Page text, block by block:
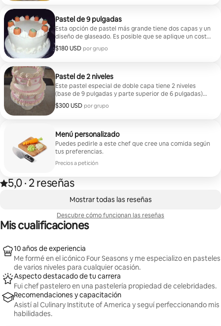
Pastel de 9 pulgadas
Esta opción de pastel más grande tiene dos capas y un
diseño de glaseado. Es posible que se aplique un costo
de envío según la dirección de entrega.
$180 USD por grupo
$180 USD por grupo
Pastel de 2 niveles
Este pastel especial de doble capa tiene 2 niveles
(base de 9 pulgadas y parte superior de 6 pulgadas)
con un elaborado diseño de glaseado. El precio inicial
de esta opción es de $300. Es posible que se aplique
$300 USD por grupo
$300 USD por grupo
Menú personalizado
Puedes pedirle a este chef que cree una comida según
tus preferencias.
Precios a petición
Valoración de 5,0 sobre 5 estrellas sobre la base de 2 reseñas
5,0
, · 2 reseñas
Se muestran0 de 0 elementos
Mostrar todas las reseñas
Descubre cómo funcionan las reseñas
Mis cualificaciones
10 años de experiencia
Me formé en el icónico Four Seasons y me especializo en pasteles
de varios niveles para cualquier ocasión.
Aspecto destacado de tu carrera
Fui chef pastelero en una pastelería propiedad de celebridades.
Recomendaciones y capacitación
Asistí al Culinary Institute of America y seguí perfeccionando mis
habilidades.